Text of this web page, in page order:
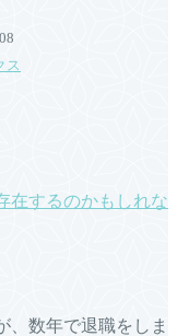
ス
在するのかもしれな
、数年で退職をしま